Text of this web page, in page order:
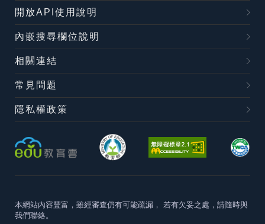
開放API使用說明
內嵌搜尋欄位說明
相關連結
常見問題
隱私權政策
本網站內容豐富，雖經審查仍有可能疏漏， 若有欠妥之處，請隨時與
我們聯絡。